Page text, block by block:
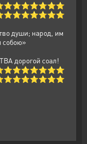
души; народ, им
собою»
дорогой соал!